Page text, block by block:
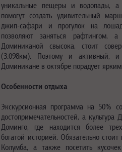
уникальные пещеры и водопады, а
помогут создать удивительный
джип-сафари и прогулок на
позволяют заняться рафтингом,
Доминиканой свысока, стоит
(3.098км). Поэтому и активный,
Доминикане в октябре порадует
Особенности отдыха
Экскурсионная программа на 50%
достопримечательностей, а
Доминго, где находится более
богатой историей. Обязательно
Колумба, а также посетить